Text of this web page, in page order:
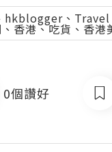
、Travel
香港、吃貨、香
0個讚好